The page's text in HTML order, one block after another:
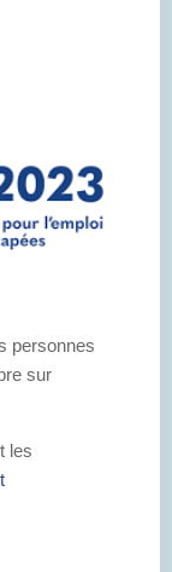
personnes
sur
les